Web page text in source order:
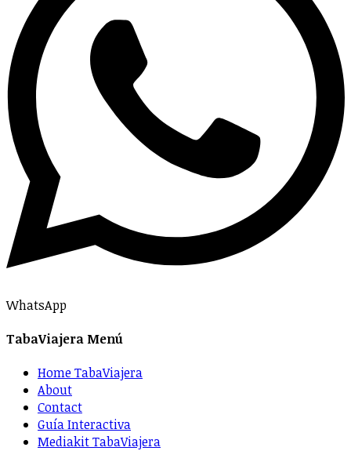
WhatsApp
TabaViajera Menú
Home TabaViajera
About
Contact
Guía Interactiva
Mediakit TabaViajera